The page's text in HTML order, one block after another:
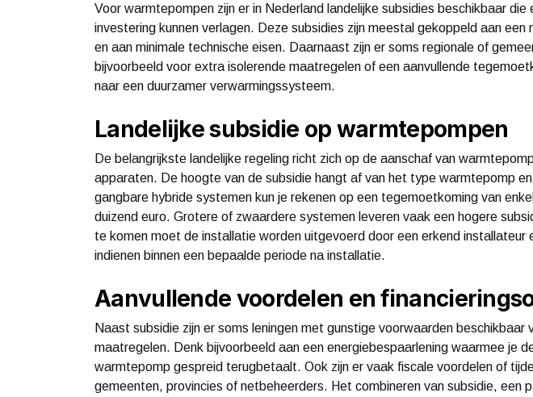
Voor warmtepompen zijn er in Nederland landelijke subsidies beschikbaar die
investering kunnen verlagen. Deze subsidies zijn meestal gekoppeld aan een
en aan minimale technische eisen. Daarnaast zijn er soms regionale of
bijvoorbeeld voor extra isolerende maatregelen of een aanvullende
naar een duurzamer verwarmingssysteem.
Landelijke subsidie op warmtepompen
De belangrijkste landelijke regeling richt zich op de aanschaf van
apparaten. De hoogte van de subsidie hangt af van het type warmtepomp
gangbare hybride systemen kun je rekenen op een tegemoetkoming van
duizend euro. Grotere of zwaardere systemen leveren vaak een hogere
te komen moet de installatie worden uitgevoerd door een erkend installateur
indienen binnen een bepaalde periode na installatie.
Aanvullende voordelen en
Naast subsidie zijn er soms leningen met gunstige voorwaarden beschikbaar
maatregelen. Denk bijvoorbeeld aan een energiebespaarlening waarmee je
warmtepomp gespreid terugbetaalt. Ook zijn er vaak fiscale voordelen of
gemeenten, provincies of netbeheerders. Het combineren van subsidie, een